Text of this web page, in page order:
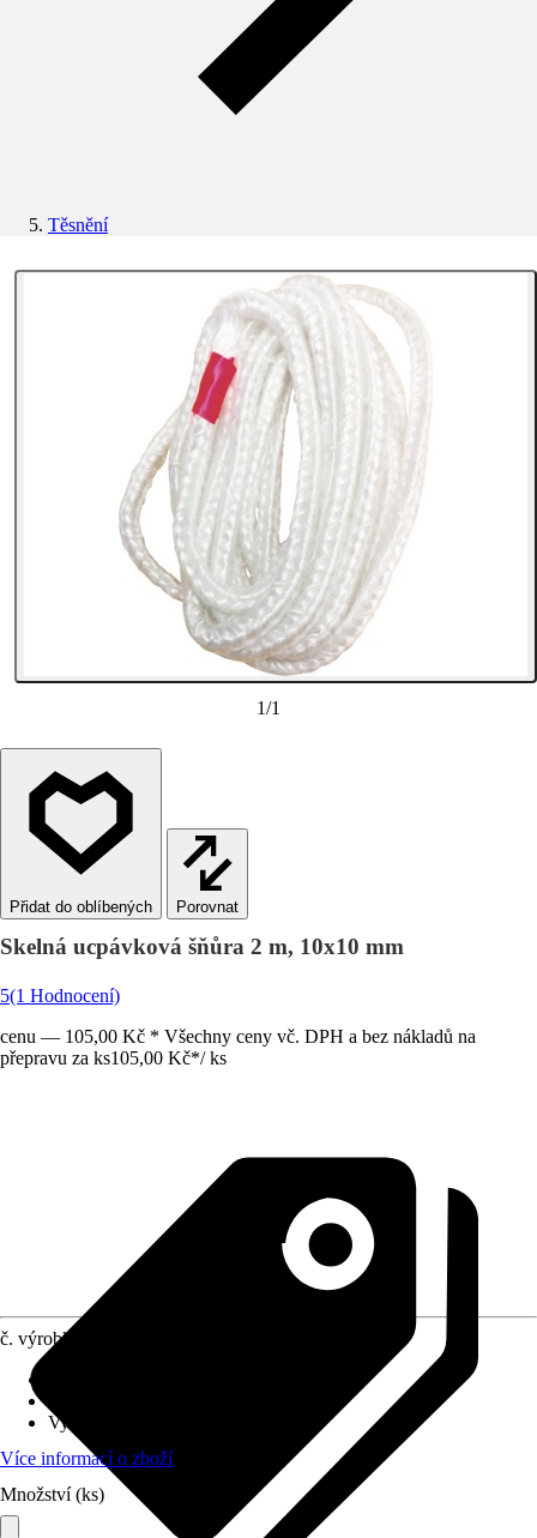
Těsnění
1/1
Porovnat
Skelná ucpávková šňůra 2 m, 10x10 mm
5(1 Hodnocení)
cenu — 105,00 Kč * Všechny ceny vč. DPH a bez nákladů na
přepravu za ks105,00 Kč*/ ks
č. výrobku
Využití
Více informací o zboží
Množství (ks)